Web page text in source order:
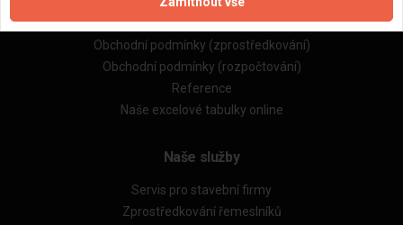
Zásady pro používání souborů cookie
Obchodní podmínky (zprostředkování)
Obchodní podmínky (rozpočtování)
Reference
Naše excelové tabulky online
Naše služby
Servis pro stavební firmy
Zprostředkování řemeslníků